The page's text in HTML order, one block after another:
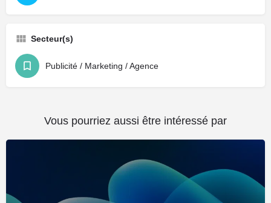
Secteur(s)
Publicité / Marketing / Agence
Vous pourriez aussi être intéressé par